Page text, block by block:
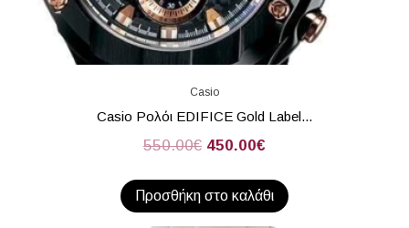
Casio
Casio Ρολόι EDIFICE Gold Label...
550.00€ 450.00€
Προσθήκη στο καλάθι